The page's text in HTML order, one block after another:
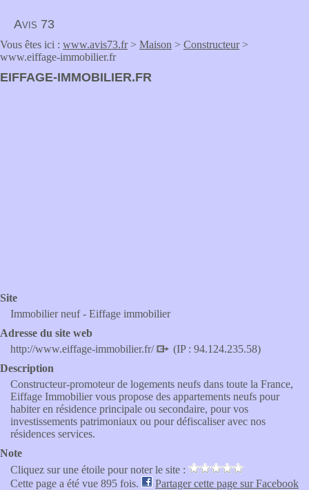
Avis 73
Vous êtes ici : www.avis73.fr> Maison > Constructeur>
www.eiffage-immobilier.fr
EIFFAGE-IMMOBILIER.FR
Site
Immobilier neuf - Eiffage immobilier
Adresse du site web
http://www.eiffage-immobilier.fr/
(IP : 94.124.235.58)
Description
Constructeur-promoteur de logements neufs dans toute la France,
Eiffage Immobilier vous propose des appartements neufs pour
habiter en résidence principale ou secondaire, pour vos
investissements patrimoniaux ou pour défiscaliser avec nos
résidences services.
Note
Cliquez sur une étoile pour noter le site :
Cette page a été vue 895 fois.
Partager cette page sur Facebook